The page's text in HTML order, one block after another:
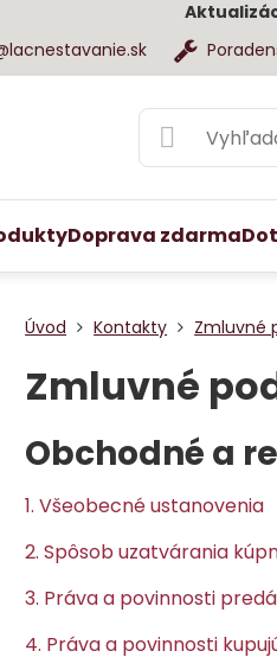
Doprava zdarma
Úvod Kontakty Zmluvné
Zmluvné
Obchodné a
1. Všeobecné ustanovenia
2. Spôsob uzatvárania
3. Práva a povinnosti
4. Práva a povinnosti